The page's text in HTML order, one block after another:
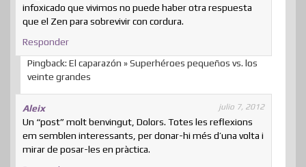
infoxicado que vivimos no puede haber otra respuesta
que el Zen para sobrevivir con cordura.
Responder
Pingback: El caparazón » Superhéroes pequeños vs. los
veinte grandes
Aleix julio 7, 2012
Un “post” molt benvingut, Dolors. Totes les reflexions
em semblen interessants, per donar-hi més d’una volta i
mirar de posar-les en pràctica.